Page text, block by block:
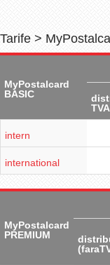
Tarife >
MyPostalcard
BASIC
intern
international
MyPostalcard
PREMIUM